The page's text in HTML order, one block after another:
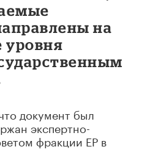
на
документ был
экспертно-
фракции ЕР в